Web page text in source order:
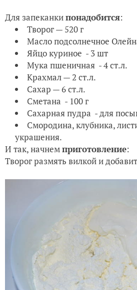
Для запеканкипонадобится:
Творог — 520 г
Масло подсолнечное
Яйцо куриное - 3 шт
Мука пшеничная - 4 ст.л.
Крахмал — 2 ст.л.
Сахар — 6 ст.л.
Сметана - 100 г
Сахарная пудра - для
Смородина, клубника,
украшения.
И так, начнемприготовление:
Творог размять вилкой и